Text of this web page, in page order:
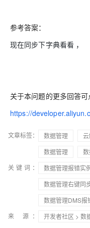
参考答案：
现在同步下字典看看 ，
关于本问题的更多回答可
https://
文章标签： 数据管理
数据管理
关键词：
数据管理报错实
数据管理右键同
数据管理DMS报
来 源：
开发者社区 > 数